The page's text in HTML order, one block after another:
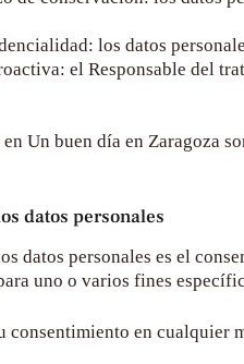
los datos
el Responsable del
Un buen día en Zaragoza
datos personales
datos personales es el
uno o varios fines
consentimiento en